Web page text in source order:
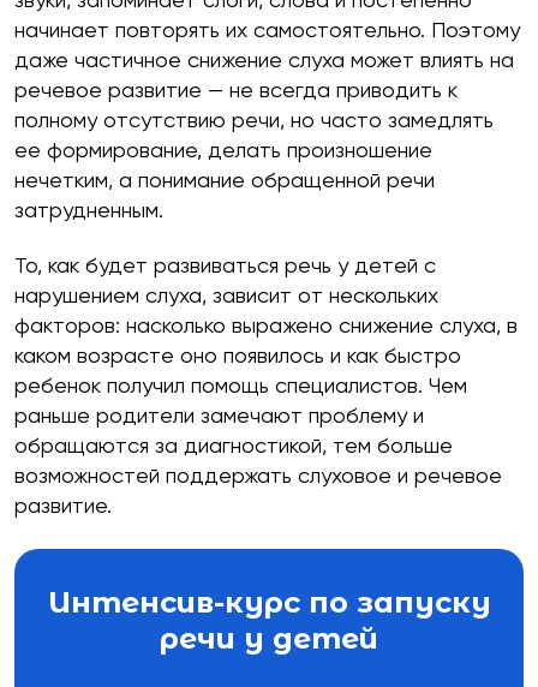
речи
Какие признаки должны насторожить
родителей в разном возрасте
Логопедическая работа со
слабослышащими детьми
Как проходит работа со
слабослышащими детьми онлайн
Какие специалисты нужны ребенку
кроме логопеда
Ошибки, из-за которых коррекция
затягивается
слуха
начинает повторять их самостоятельно. Поэтому
даже частичное снижение слуха может влиять на
речевое развитие — не всегда приводить к
полному отсутствию речи, но часто замедлять
ее формирование, делать произношение
нечетким, а понимание обращенной речи
затрудненным.
То, как будет развиваться речь у детей с
нарушением слуха, зависит от нескольких
факторов: насколько выражено снижение слуха, в
каком возрасте оно появилось и как быстро
ребенок получил помощь специалистов. Чем
раньше родители замечают проблему и
обращаются за диагностикой, тем больше
возможностей поддержать слуховое и речевое
развитие.
Интенсив-курс по запуску
речи у детей